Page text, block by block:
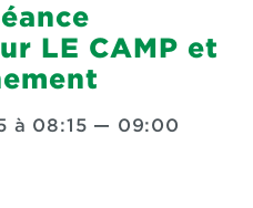
LE CAMP et
à 08:15 — 09:00